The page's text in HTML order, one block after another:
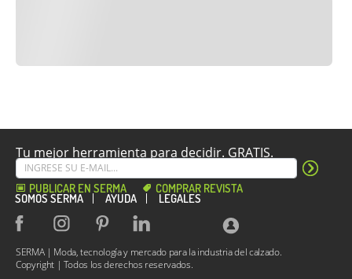
Tu mejor herramienta para decidir. GRATIS.
PUBLICAR EN SERMA COMPRAR REVISTA
SOMOS SERMA AYUDA LEGALES
SERMA | Moda, tecnología y mercado para la industria del calzado.
Copyright | Todos los derechos reservados.